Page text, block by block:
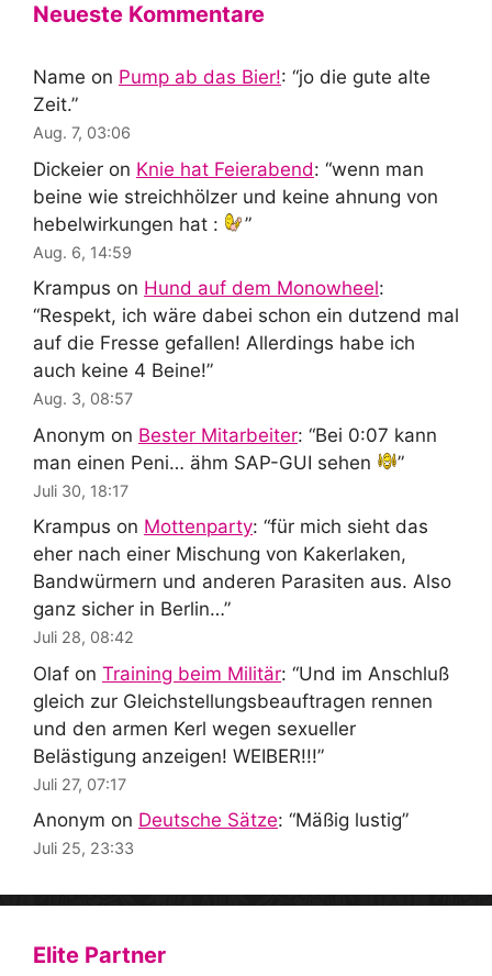
Neueste Kommentare
Name on Pump ab das Bier!: “jo die gute alte
Zeit.”
Aug. 7, 03:06
Dickeier on Knie hat Feierabend: “wenn man
beine wie streichhölzer und keine ahnung von
hebelwirkungen hat :
”
Aug. 6, 14:59
Krampus on Hund auf dem Monowheel:
“Respekt, ich wäre dabei schon ein dutzend mal
auf die Fresse gefallen! Allerdings habe ich
auch keine 4 Beine!”
Aug. 3, 08:57
Anonym on Bester Mitarbeiter: “Bei 0:07 kann
man einen Peni… ähm SAP-GUI sehen
”
Juli 30, 18:17
Krampus on Mottenparty: “für mich sieht das
eher nach einer Mischung von Kakerlaken,
Bandwürmern und anderen Parasiten aus. Also
ganz sicher in Berlin…”
Juli 28, 08:42
Olaf on Training beim Militär: “Und im Anschluß
gleich zur Gleichstellungsbeauftragen rennen
und den armen Kerl wegen sexueller
Belästigung anzeigen! WEIBER!!!”
Juli 27, 07:17
Anonym on Deutsche Sätze: “Mäßig lustig”
Juli 25, 23:33
Elite Partner